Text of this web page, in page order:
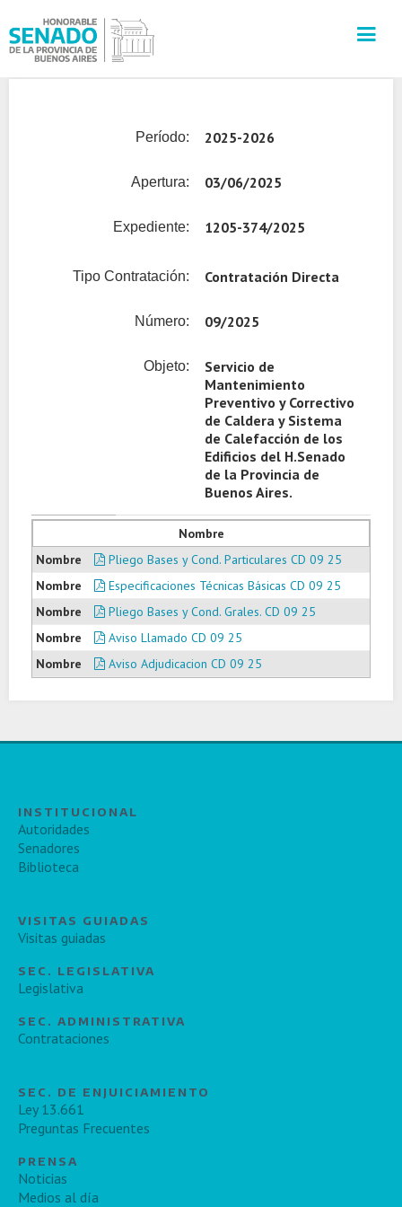
Período: 2025-2026
Apertura: 03/06/2025
Expediente: 1205-374/2025
Tipo Contratación: Contratación Directa
Número: 09/2025
Objeto:
Servicio de
Mantenimiento
Preventivo y Correctivo
de Caldera y Sistema
de Calefacción de los
Edificios del H.Senado
de la Provincia de
Buenos Aires.
Nombre
Pliego Bases y Cond. Particulares CD 09 25
Especificaciones Técnicas Básicas CD 09 25
Pliego Bases y Cond. Grales. CD 09 25
Aviso Llamado CD 09 25
Aviso Adjudicacion CD 09 25
INSTITUCIONAL
Autoridades
Senadores
Biblioteca
VISITAS GUIADAS
Visitas guiadas
SEC. LEGISLATIVA
Legislativa
SEC. ADMINISTRATIVA
Contrataciones
SEC. DE ENJUICIAMIENTO
Ley 13.661
Preguntas Frecuentes
PRENSA
Noticias
Medios al día